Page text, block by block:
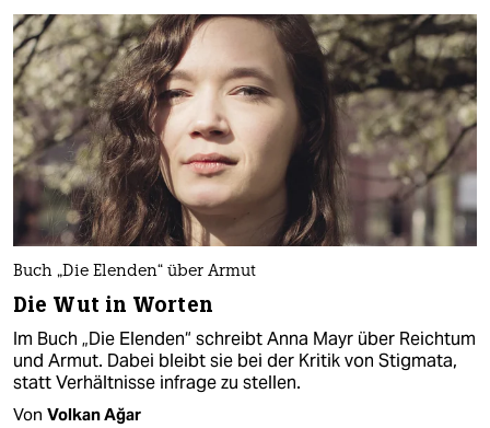
Buch „Die Elenden“ über Armut
Die Wut in Worten
Im Buch „Die Elenden“ schreibt Anna Mayr über Reichtum
und Armut. Dabei bleibt sie bei der Kritik von Stigmata,
statt Verhältnisse infrage zu stellen.
Von Volkan Ağar